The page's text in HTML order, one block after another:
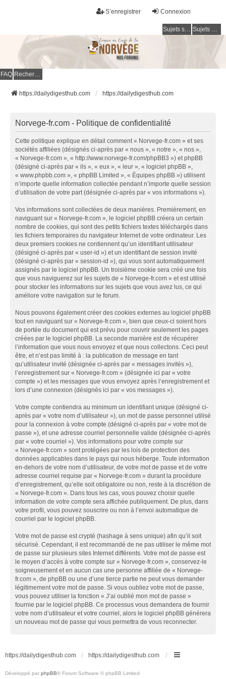
Connexion
S’enregistrer
Sujets sans réponse Sujets actifs
FAQ Rechercher
https://dailydigesthub.com https://dailydigesthub.com
Norvege-fr.com - Politique de confidentialité
Cette politique explique en détail comment « Norvege-fr.com » et ses
sociétés affiliées (désignés ci-après par « nous », « notre », « nos »,
« Norvege-fr.com », « http://www.norvege-fr.com/phpBB3 ») et phpBB
(désigné ci-après par « ils », « eux », « leur », « logiciel phpBB »,
« www.phpbb.com », « phpBB Limited », « Équipes phpBB ») utilisent
n’importe quelle information collectée pendant n’importe quelle session
d’utilisation de votre part (désignée ci-après par « vos informations »).
Vos informations sont collectées de deux manières. Premièrement, en
naviguant sur « Norvege-fr.com », le logiciel phpBB créera un certain
nombre de cookies, qui sont des petits fichiers textes téléchargés dans
les fichiers temporaires du navigateur Internet de votre ordinateur. Les
deux premiers cookies ne contiennent qu’un identifiant utilisateur
(désigné ci-après par « user-id ») et un identifiant de session invité
(désigné ci-après par « session-id »), qui vous sont automatiquement
assignés par le logiciel phpBB. Un troisième cookie sera créé une fois
que vous naviguerez sur les sujets de « Norvege-fr.com » et est utilisé
pour stocker les informations sur les sujets que vous avez lus, ce qui
améliore votre navigation sur le forum.
Nous pouvons également créer des cookies externes au logiciel phpBB
tout en naviguant sur « Norvege-fr.com », bien que ceux-ci soient hors
de portée du document qui est prévu pour couvrir seulement les pages
créées par le logiciel phpBB. La seconde manière est de récupérer
l’information que vous nous envoyez et que nous collectons. Ceci peut
être, et n’est pas limité à : la publication de message en tant
qu’utilisateur invité (désignée ci-après par « messages invités »),
l’enregistrement sur « Norvege-fr.com » (désignée ici par « votre
compte ») et les messages que vous envoyez après l’enregistrement et
lors d’une connexion (désignés ici par « vos messages »).
Votre compte contiendra au minimum un identifiant unique (désigné ci-
après par « votre nom d’utilisateur »), un mot de passe personnel utilisé
pour la connexion à votre compte (désigné ci-après par « votre mot de
passe »), et une adresse courriel personnelle valide (désignée ci-après
par « votre courriel »). Vos informations pour votre compte sur
« Norvege-fr.com » sont protégées par les lois de protection des
données applicables dans le pays qui nous héberge. Toute information
en-dehors de votre nom d’utilisateur, de votre mot de passe et de votre
adresse courriel requise par « Norvege-fr.com » durant la procédure
d’enregistrement, qu’elle soit obligatoire ou non, reste à la discrétion de
« Norvege-fr.com ». Dans tous les cas, vous pouvez choisir quelle
information de votre compte sera affichée publiquement. De plus, dans
votre profil, vous pouvez souscrire ou non à l’envoi automatique de
courriel par le logiciel phpBB.
Votre mot de passe est crypté (hashage à sens unique) afin qu’il soit
sécurisé. Cependant, il est recommandé de ne pas utiliser le même mot
de passe sur plusieurs sites Internet différents. Votre mot de passe est
le moyen d’accès à votre compte sur « Norvege-fr.com », conservez-le
soigneusement et en aucun cas une personne affiliée de « Norvege-
fr.com », de phpBB ou une d’une tierce partie ne peut vous demander
légitimement votre mot de passe. Si vous oubliez votre mot de passe,
vous pouvez utiliser la fonction « J’ai oublié mon mot de passe »
fournie par le logiciel phpBB. Ce processus vous demandera de fournir
votre nom d’utilisateur et votre courriel, alors le logiciel phpBB générera
un nouveau mot de passe qui vous permettra de vous reconnecter.
https://dailydigesthub.com https://dailydigesthub.com
Développé par phpBB® Forum Software © phpBB Limited